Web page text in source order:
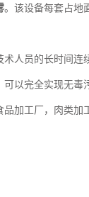
。该设备每套占地
人员的长时间连
以完全实现无毒
加工厂，肉类